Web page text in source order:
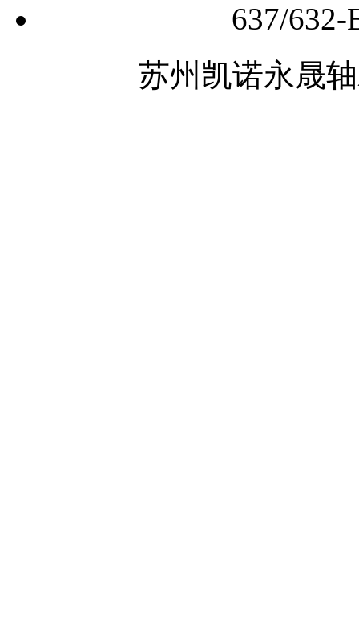
637/
苏州凯诺永晟